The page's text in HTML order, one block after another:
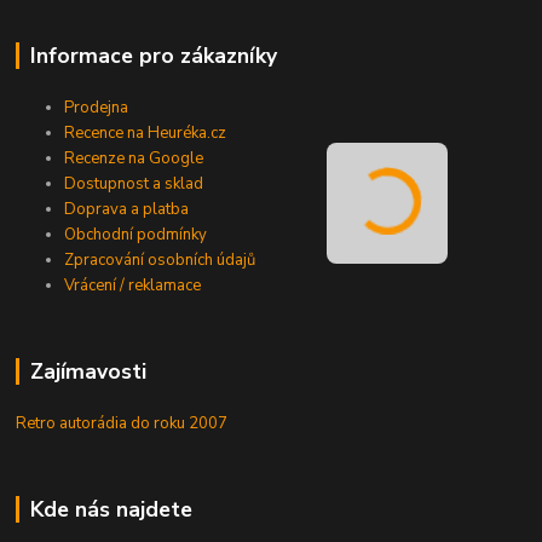
Informace pro zákazníky
Prodejna
Recence na Heuréka.cz
Recenze na Google
Dostupnost a sklad
Doprava a platba
Obchodní podmínky
Zpracování osobních údajů
Vrácení / reklamace
Zajímavosti
Retro autorádia do roku 2007
Kde nás najdete